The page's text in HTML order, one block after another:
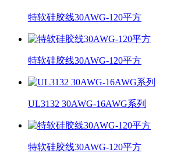
特软硅胶线30AWG-120平方
特软硅胶线30AWG-120平方
UL3132 30AWG-16AWG系列
特软硅胶线30AWG-120平方